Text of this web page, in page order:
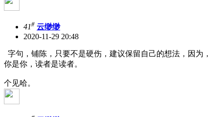
41# 云缈缈
2020-11-29 20:48
字句，铺陈，只要不是硬伤，建议保留自己的想法，因为，
你是你，读者是读者。
个见哈。